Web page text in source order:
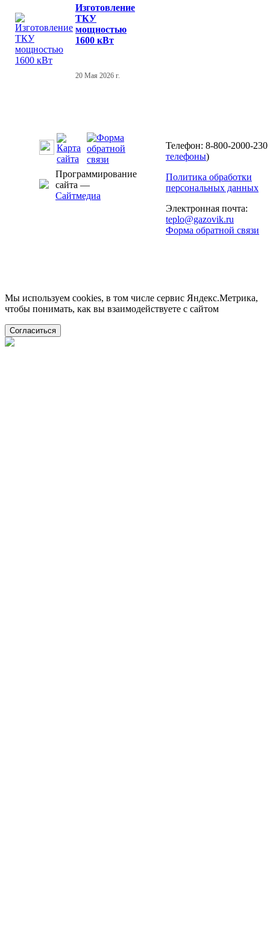
Изготовление
ТКУ
мощностью
1600 кВт
20 Мая 2026 г.
Программирование
сайта —
Сайтмедиа
Телефон: 8-800-2000-230
телефоны)
Политика обработки
персональных данных
Электронная почта:
teplo@gazovik.ru
Форма обратной связи
Мы используем cookies, в том числе сервис Яндекс.Метрика,
чтобы понимать, как вы взаимодействуете с сайтом
Согласиться